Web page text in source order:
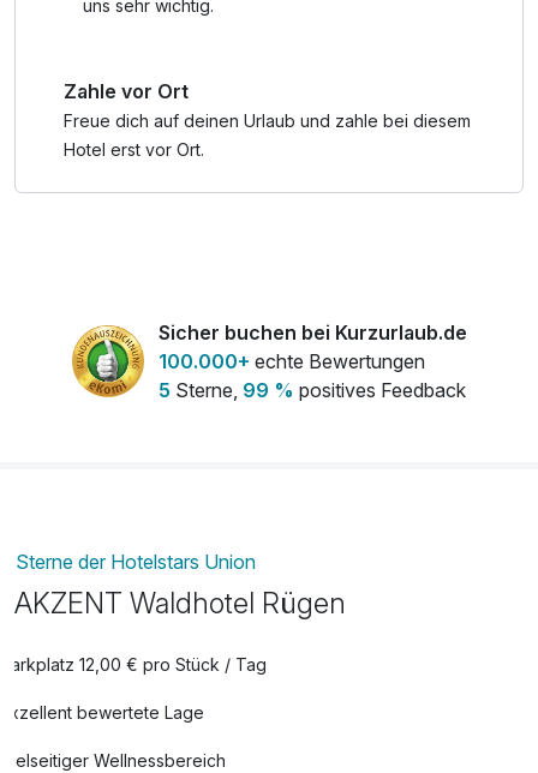
Ausgangspunkt für Ausflüge.
direkt von unserer Haustür aus beginnen. Oder Sie lassen
sich im angeschlossenen Kurzentrum mit Kuranwendungen
verwöhnen. Am Abend können Sie in unserem Restaurant
uns sehr wichtig.
Zahle vor Ort
Freue dich auf deinen Urlaub und zahle bei diesem
Hotel erst vor Ort.
Sicher buchen bei Kurzurlaub.de
100.000+ echte Bewertungen
5 Sterne, 99 % positives Feedback
Sterne der Hotelstars Union
AKZENT Waldhotel Rügen
Parkplatz 12,00 € pro Stück / Tag
Exzellent bewertete Lage
Vielseitiger Wellnessbereich